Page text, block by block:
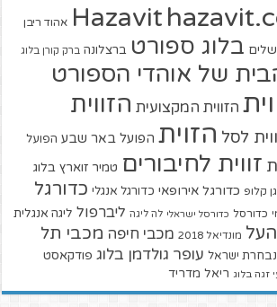
Hazavit אהוד ריבן
בלוג ספורט ברצלונה ברק קורן בלוג
של אוהדי הספורט
הזווית המקצועית הזווית
לסל הזוית הפועל באר שבע הפועל
זווית לחיבורים טמיר זוארץ בלוג
קלופ כדורגל אירופאי כדורגל אנגלי כדורגל
כדורסל כדורסל ישראלי לה ליגה ליברפול ליגה אנגלית
מונדיאל 2018 מכבי חיפה מכבי תל
נבחרת ישראל עופר גולדמן בלוג פודקאסט
זגה בלוג ריאל מדריד